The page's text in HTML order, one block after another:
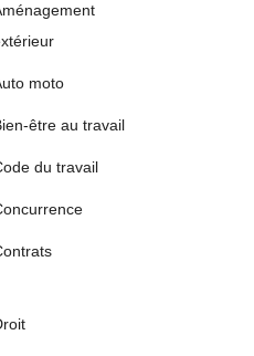
moto
être au travail
du travail